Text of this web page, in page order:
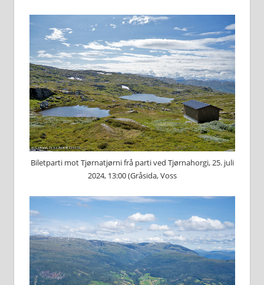
Biletparti mot Tjørnatjørni frå parti ved Tjørnahorgi, 25. juli
2024, 13:00 (Gråsida, Voss